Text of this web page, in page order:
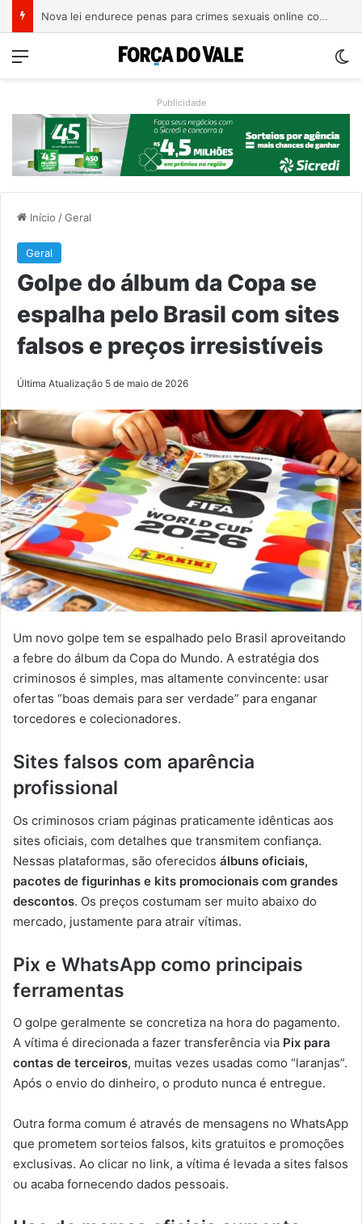
Nova lei endurece penas para crimes sexuais online contra crianças e adolescentes
Menu
Publicidade
Início /Geral
Geral
Golpe do álbum da Copa se
espalha pelo Brasil com sites
falsos e preços irresistíveis
Última Atualização 5 de maio de 2026
Um novo golpe tem se espalhado pelo Brasil aproveitando
a febre do álbum da Copa do Mundo. A estratégia dos
criminosos é simples, mas altamente convincente: usar
ofertas “boas demais para ser verdade” para enganar
torcedores e colecionadores.
Sites falsos com aparência
profissional
Os criminosos criam páginas praticamente idênticas aos
sites oficiais, com detalhes que transmitem confiança.
Nessas plataformas, são oferecidos álbuns oficiais,
pacotes de figurinhas e kits promocionais com grandes
descontos. Os preços costumam ser muito abaixo do
mercado, justamente para atrair vítimas.
Pix e WhatsApp como principais
ferramentas
O golpe geralmente se concretiza na hora do pagamento.
A vítima é direcionada a fazer transferência via Pix para
contas de terceiros, muitas vezes usadas como “laranjas”.
Após o envio do dinheiro, o produto nunca é entregue.
Outra forma comum é através de mensagens no WhatsApp
que prometem sorteios falsos, kits gratuitos e promoções
exclusivas. Ao clicar no link, a vítima é levada a sites falsos
ou acaba fornecendo dados pessoais.